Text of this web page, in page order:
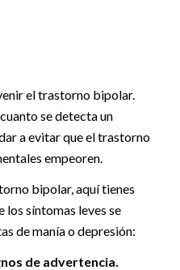
el trastorno bipolar.
se detecta un
a evitar que el trastorno
empeoren.
bipolar, aquí tienes
los síntomas leves se
de manía o depresión:
de advertencia.